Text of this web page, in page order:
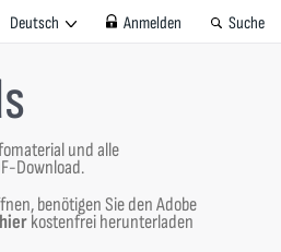
Deutsch Anmelden Suche
und alle
Download.
benötigen Sie den Adobe
hierkostenfrei herunterladen